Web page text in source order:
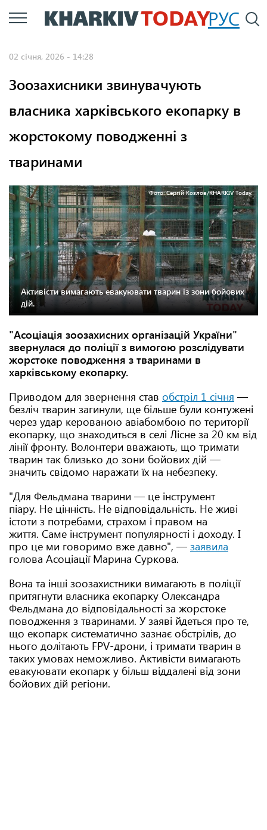
Перейти
до
РУС
02 січня, 2026 - 14:28
Зоозахисники звинувачують
власника харківського екопарку в
жорстокому поводженні з
тваринами
Фото: Сергій Козлов/KHARKIV Today.
Активісти вимагають евакуювати тварин із зони бойових
дій.
"Асоціація зоозахисних організацій України"
звернулася до поліції з вимогою розслідувати
жорстоке поводження з тваринами в
харківському екопарку.
Приводом для звернення став обстріл 1 січня —
безліч тварин загинули, ще більше були контужені
через удар керованою авіабомбою по території
екопарку, що знаходиться в селі Лісне за 20 км від
лінії фронту. Волонтери вважають, що тримати
тварин так близько до зони бойових дій —
значить свідомо наражати їх на небезпеку.
"Для Фельдмана тварини — це інструмент
піару. Не цінність. Не відповідальність. Не живі
істоти з потребами, страхом і правом на
життя. Саме інструмент популярності і доходу. І
про це ми говоримо вже давно", — заявила
голова Асоціації Марина Суркова.
Вона та інші зоозахистники вимагають в поліції
притягнути власника екопарку Олександра
Фельдмана до відповідальності за жорстоке
поводження з тваринами. У заяві йдеться про те,
що екопарк систематично зазнає обстрілів, до
нього долітають FPV-дрони, і тримати тварин в
таких умовах неможливо. Активісти вимагають
евакуювати екопарк у більш віддалені від зони
бойових дій регіони.